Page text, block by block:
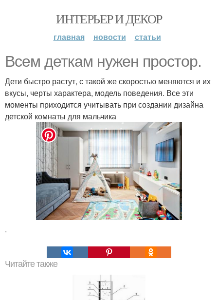
ИНТЕРЬЕР И ДЕКОР
главная новости статьи
Всем деткам нужен простор.
Дети быстро растут, с такой же скоростью меняются и их
вкусы, черты характера, модель поведения. Все эти
моменты приходится учитывать при создании дизайна
детской комнаты для мальчика
.
Читайте также